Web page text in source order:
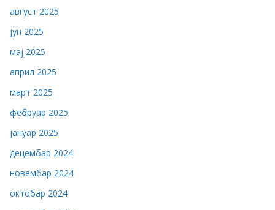
август 2025
јун 2025
мај 2025
април 2025
март 2025
фебруар 2025
јануар 2025
децембар 2024
новембар 2024
октобар 2024